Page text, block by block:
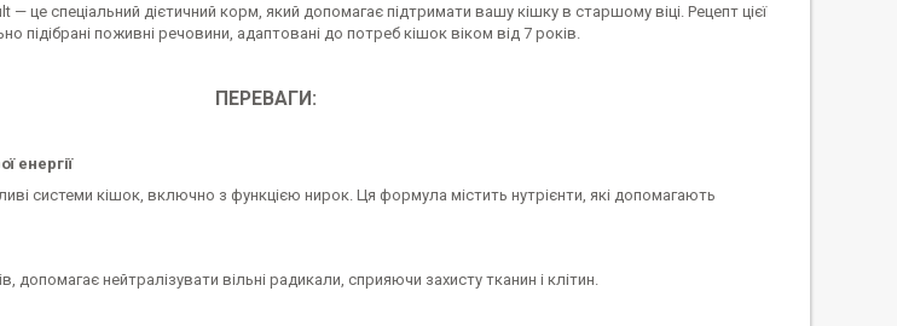
— це спеціальний дієтичний корм, який допомагає підтримати вашу кішку в старшому віці. Рецепт цієї
підібрані поживні речовини, адаптовані до потреб кішок віком від 7 років.
ПЕРЕВАГИ:
енергії
системи кішок, включно з функцією нирок. Ця формула містить нутрієнти, які допомагають
допомагає нейтралізувати вільні радикали, сприяючи захисту тканин і клітин.